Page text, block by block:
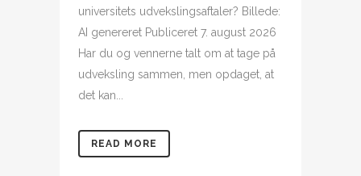
universitets udvekslingsaftaler? Billede:
AI genereret Publiceret 7. august 2026
Har du og vennerne talt om at tage på
udveksling sammen, men opdaget, at
det kan...
READ MORE